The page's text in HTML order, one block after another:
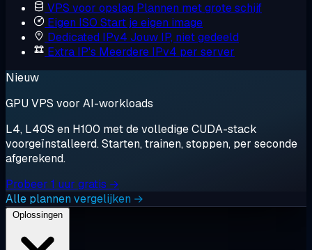
VPS voor opslag Plannen met grote schijf
Eigen ISO Start je eigen image
Dedicated IPv4 Jouw IP, niet gedeeld
Extra IP's Meerdere IPv4 per server
Nieuw
GPU VPS voor AI-workloads
L4, L40S en H100 met de volledige CUDA-stack
voorgeïnstalleerd. Starten, trainen, stoppen, per seconde
afgerekend.
Probeer 1 uur gratis →
Alle plannen vergelijken →